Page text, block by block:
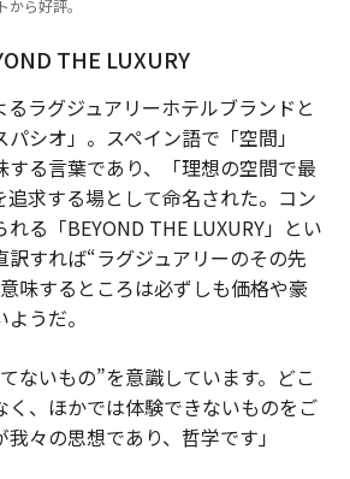
ら好評。
THE LUXURY
ラグジュアリーホテルブランドと
シオ」。スペイン語で「空間」
する言葉であり、「理想の空間で最
求する場として命名された。コン
る「BEYOND THE LUXURY」とい
訳すれば“ラグジュアリーのその先
味するところは必ずしも価格や豪
うだ。
ないもの”を意識しています。どこ
く、ほかでは体験できないものをご
々の思想であり、哲学です」